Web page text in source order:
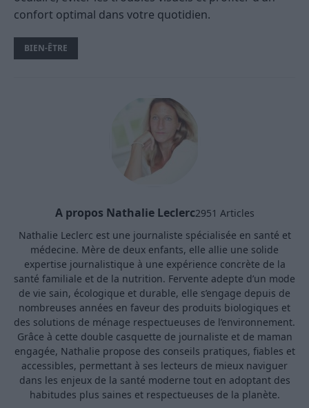
confort optimal dans votre quotidien.
BIEN-ÊTRE
A propos Nathalie Leclerc2951 Articles
Nathalie Leclerc est une journaliste spécialisée en santé et
médecine. Mère de deux enfants, elle allie une solide
expertise journalistique à une expérience concrète de la
santé familiale et de la nutrition. Fervente adepte d’un mode
de vie sain, écologique et durable, elle s’engage depuis de
nombreuses années en faveur des produits biologiques et
des solutions de ménage respectueuses de l’environnement.
Grâce à cette double casquette de journaliste et de maman
engagée, Nathalie propose des conseils pratiques, fiables et
accessibles, permettant à ses lecteurs de mieux naviguer
dans les enjeux de la santé moderne tout en adoptant des
habitudes plus saines et respectueuses de la planète.